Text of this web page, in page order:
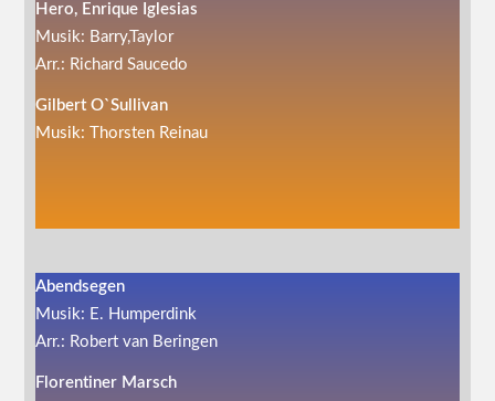
Hero, Enrique Iglesias
Musik: Barry,Taylor
Arr.: Richard Saucedo
Gilbert O`Sullivan
Musik: Thorsten Reinau
Abendsegen
Musik: E. Humperdink
Arr.: Robert van Beringen
Florentiner Marsch